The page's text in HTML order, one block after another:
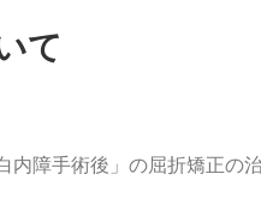
て
障手術後」の屈折矯正